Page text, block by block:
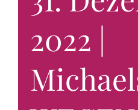
2022 |